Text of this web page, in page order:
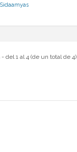
Sidaamyas
del 1 al 4 (de un total de 4)